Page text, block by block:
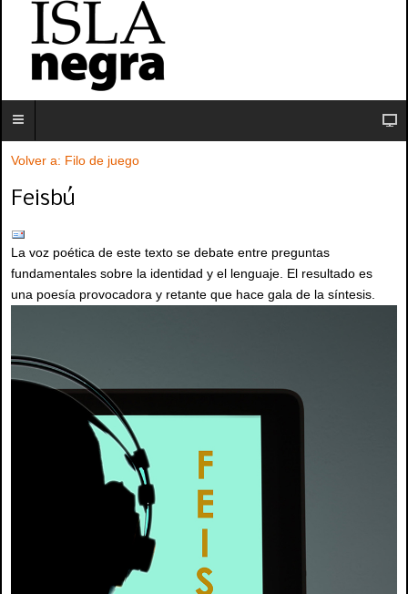
Volver a: Filo de juego
Feisbú
La voz poética de este texto se debate entre preguntas
fundamentales sobre la identidad y el lenguaje. El resultado es
una poesía provocadora y retante que hace gala de la síntesis.